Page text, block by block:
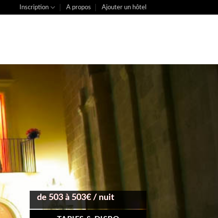
Inscription A propos Ajouter un hôtel
de 503 à 503€ / nuit